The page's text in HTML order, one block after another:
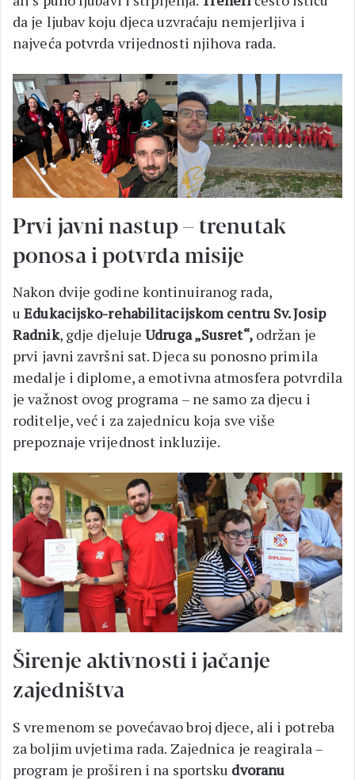
da je ljubav koju djeca uzvraćaju nemjerljiva i
najveća potvrda vrijednosti njihova rada.
Prvi javni nastup – trenutak
ponosa i potvrda misije
Nakon dvije godine kontinuiranog rada,
uEdukacijsko-rehabilitacijskom centru Sv. Josip
Radnik, gdje djelujeUdruga „Susret“,održan je
prvi javni završni sat. Djeca su ponosno primila
medalje i diplome, a emotivna atmosfera potvrdila
je važnost ovog programa – ne samo za djecu i
roditelje, već i za zajednicu koja sve više
prepoznaje vrijednost inkluzije.
Širenje aktivnosti i jačanje
zajedništva
S vremenom se povećavao broj djece, ali i potreba
za boljim uvjetima rada. Zajednica je reagirala –
program je proširen i na sportsku dvoranu